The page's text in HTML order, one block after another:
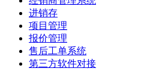
进销存
项目管理
报价管理
售后工单系统
第三方软件对接